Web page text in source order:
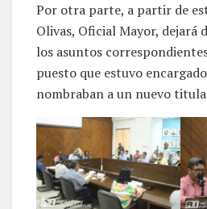
Por otra parte, a partir de
Olivas, Oficial Mayor, dejará
los asuntos
puesto que estuvo
nombraban a un nuevo